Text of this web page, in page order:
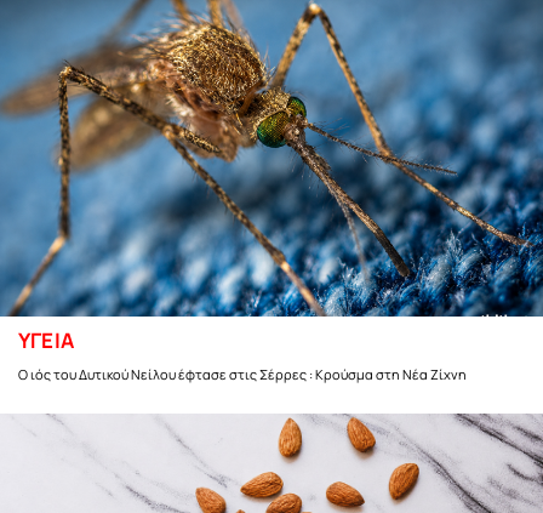
ΥΓΕΙΑ
Ο ιός του Δυτικού Νείλου έφτασε στις Σέρρες : Κρούσμα στη Νέα Ζίχνη